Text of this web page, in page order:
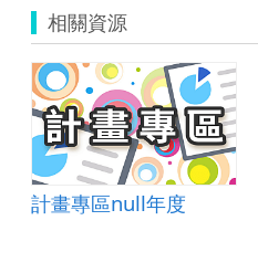
相關資源
計畫專區null年度